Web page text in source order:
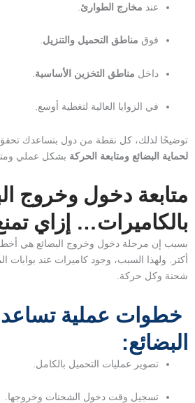
عند مخارج الطوارئ
فوق مناطق التحميل والتنزيل
داخل مناطق التخزين الأساسية
في الزوايا العالية لتغطية أوسع.
توضيحًا لذلك، كل نقطة من دول بتساعدك
لحماية البضائع ومتابعة الحركة بشكل عملي
متابعة دخول وخروج
بالكاميرات… إزاي
بسبب إن مرحلة دخول وخروج البضائع هي أخطر
أكتر. ولهذا السبب، وجود كاميرات عند بوابات
شحنة وكل حركة.
خطوات عملية
البضائع:
تصوير عمليات التحميل بالكامل.
تسجيل وقت دخول الشحنات وخروجها.